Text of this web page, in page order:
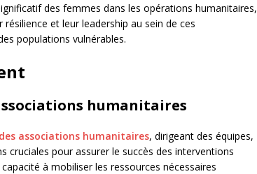
des femmes dans les opérations humanitaires,
et leur leadership au sein de ces
populations vulnérables.
humanitaires
associations humanitaires, dirigeant des équipes,
cruciales pour assurer le succès des interventions
à mobiliser les ressources nécessaires